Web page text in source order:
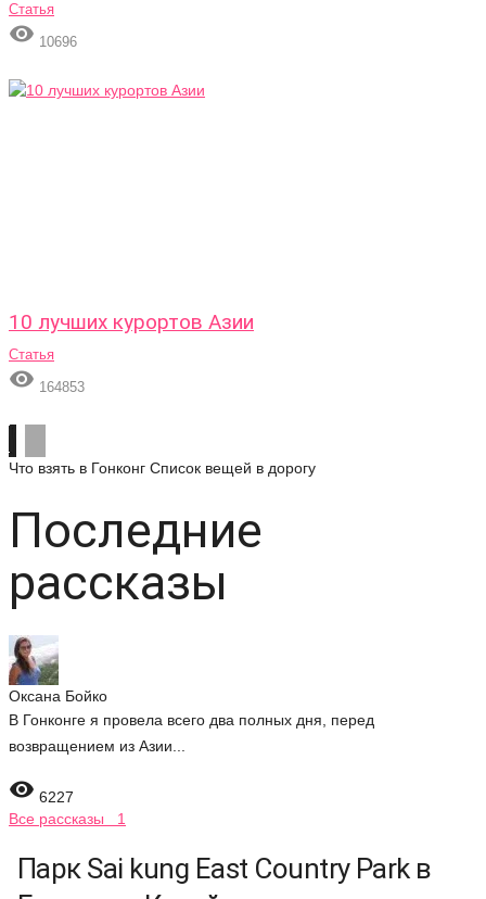
Статья
 10696
10 лучших курортов Азии
Статья
 164853
Что взять в Гонконг Список вещей в дорогу
Последние
рассказы
Оксана Бойко
В Гонконге я провела всего два полных дня, перед
возвращением из Азии...
 6227
Все рассказы 1
Парк Sai kung East Country Park в